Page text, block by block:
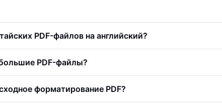
PDF-файлов на английский?
PDF-файлы?
форматирование PDF?